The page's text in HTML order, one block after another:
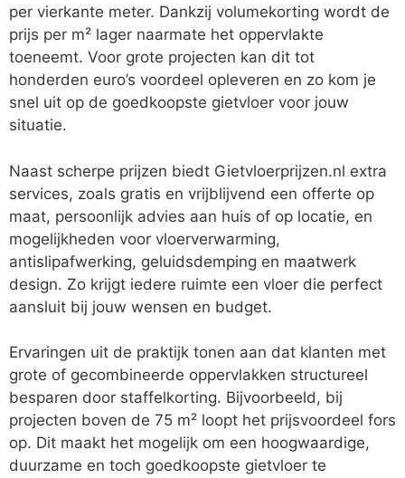
per vierkante meter. Dankzij volumekorting wordt de
prijs per m² lager naarmate het oppervlakte
toeneemt. Voor grote projecten kan dit tot
honderden euro’s voordeel opleveren en zo kom je
snel uit op de goedkoopste gietvloer voor jouw
situatie.
Naast scherpe prijzen biedt Gietvloerprijzen.nl extra
services, zoals gratis en vrijblijvend een offerte op
maat, persoonlijk advies aan huis of op locatie, en
mogelijkheden voor vloerverwarming,
antislipafwerking, geluidsdemping en maatwerk
design. Zo krijgt iedere ruimte een vloer die perfect
aansluit bij jouw wensen en budget.
Ervaringen uit de praktijk tonen aan dat klanten met
grote of gecombineerde oppervlakken structureel
besparen door staffelkorting. Bijvoorbeeld, bij
projecten boven de 75 m² loopt het prijsvoordeel fors
op. Dit maakt het mogelijk om een hoogwaardige,
duurzame en toch goedkoopste gietvloer te